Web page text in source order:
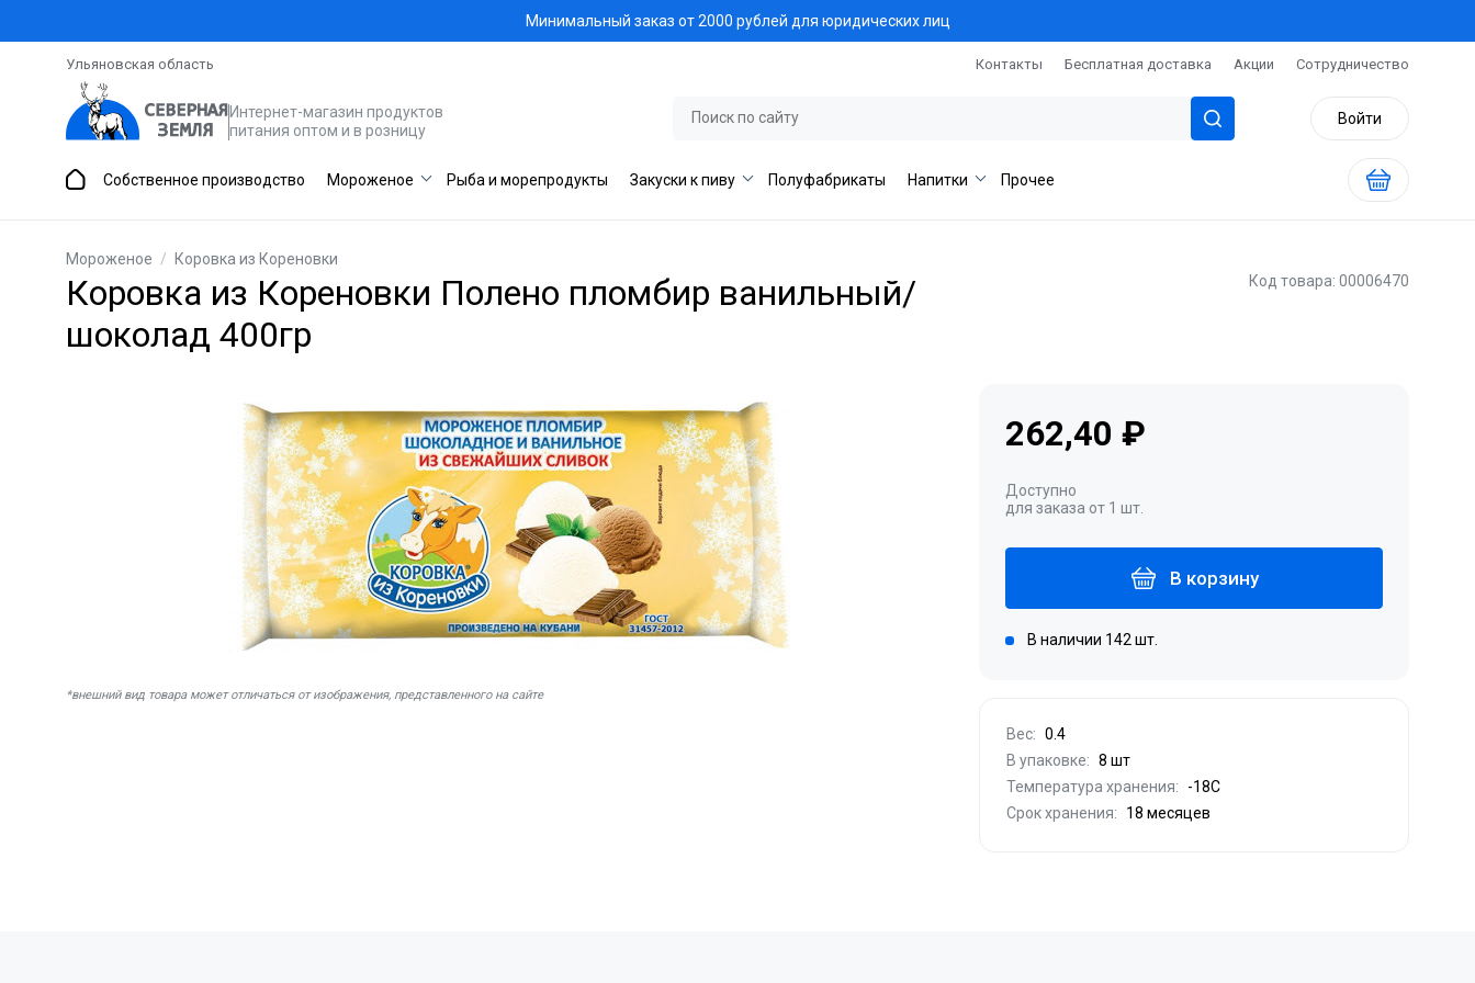
Минимальный заказ от 2000 рублей для юридических лиц
Ульяновская область Контакты Бесплатная доставка Акции Сотрудничество
Интернет-магазин продуктов
питания оптом и в розницу
Войти
Собственное производство Мороженое Рыба и морепродукты Закуски к пиву Полуфабрикаты Напитки Прочее
Мороженое / Коровка из Кореновки
Коровка из Кореновки Полено пломбир ванильный/
шоколад 400гр
Код товара: 00006470
*внешний вид товара может отличаться от изображения, представленного на сайте
262,40 ₽
Доступно
для заказа от 1 шт.
В корзину
В наличии 142 шт.
Вес: 0.4
В упаковке: 8 шт
Температура хранения:
-18С
Срок хранения:
18 месяцев